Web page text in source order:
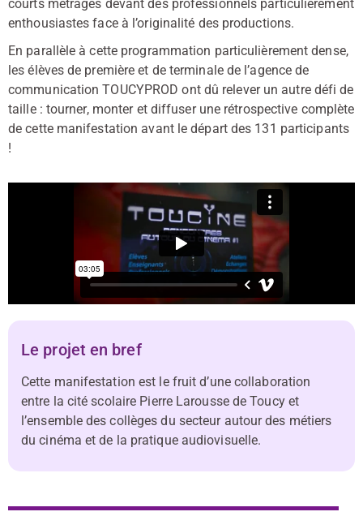
courts métrages devant des professionnels particulièrement
enthousiastes face à l’originalité des productions.
En parallèle à cette programmation particulièrement dense,
les élèves de première et de terminale de l’agence de
communication TOUCYPROD ont dû relever un autre défi de
taille : tourner, monter et diffuser une rétrospective complète
de cette manifestation avant le départ des 131 participants
!
Le projet en bref
Cette manifestation est le fruit d’une collaboration
entre la cité scolaire Pierre Larousse de Toucy et
l’ensemble des collèges du secteur autour des métiers
du cinéma et de la pratique audiovisuelle.